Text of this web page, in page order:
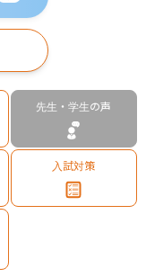
先生・学生の声
入試対策